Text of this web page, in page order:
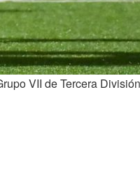
VII de Tercera